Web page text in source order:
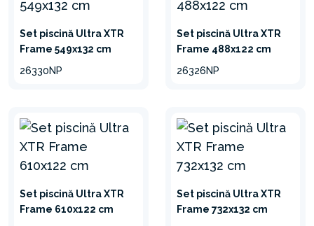
AL CADRULUI
Cadre din oțel galvanizat de
înaltă calitate, cu un design
robust, rezistent și unic.
EASY LOCK SYSTEM™
poziție fără a fi nevoie de
scule suplimentare.
Set piscină Ultra XTR
Frame 549x132 cm
26330NP
Set piscină Ultra XTR
Frame 488x122 cm
26326NP
Set piscină Ultra XTR
Frame 610x122 cm
Set piscină Ultra XTR
Frame 732x132 cm